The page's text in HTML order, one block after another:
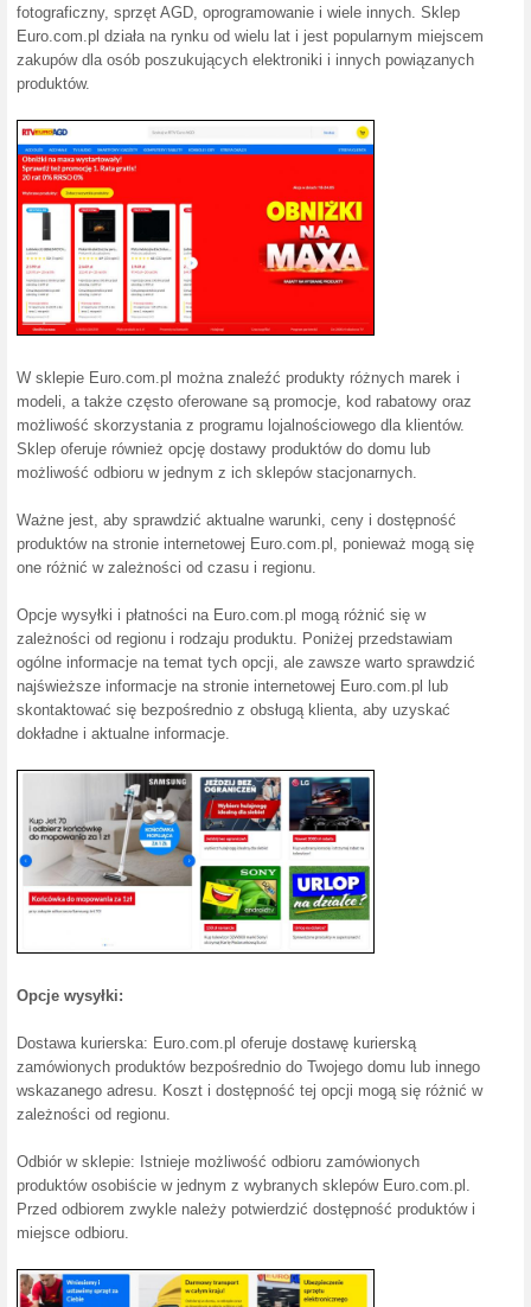
Kod rabatowy 20 %
100% działało Kupon
Kup ekspres do kawy Bosch,
zniżki na kapsułki Tassimo.
Kod kuponu RTV
100% działało Kupon
Aby otrzymać 50 % zniżki na
Zaoszczędź aż 500
euro AGD
100% działało
Kupon
Wybrane urządzenia AGD
zniżkowym. Aktywuj przejdź
Zgarnij płytę do
100% działało Kupon
Dodaj do koszyka grill Braun